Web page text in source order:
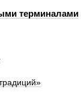
терминалами